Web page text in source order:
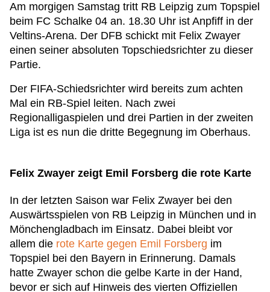
Am morgigen Samstag tritt RB Leipzig zum Topspiel
beim FC Schalke 04 an. 18.30 Uhr ist Anpfiff in der
Veltins-Arena. Der DFB schickt mit Felix Zwayer
einen seiner absoluten Topschiedsrichter zu dieser
Partie.
Der FIFA-Schiedsrichter wird bereits zum achten
Mal ein RB-Spiel leiten. Nach zwei
Regionalligaspielen und drei Partien in der zweiten
Liga ist es nun die dritte Begegnung im Oberhaus.
Felix Zwayer zeigt Emil Forsberg die rote Karte
In der letzten Saison war Felix Zwayer bei den
Auswärtsspielen von RB Leipzig in München und in
Mönchengladbach im Einsatz. Dabei bleibt vor
allem die rote Karte gegen Emil Forsberg im
Topspiel bei den Bayern in Erinnerung. Damals
hatte Zwayer schon die gelbe Karte in der Hand,
bevor er sich auf Hinweis des vierten Offiziellen